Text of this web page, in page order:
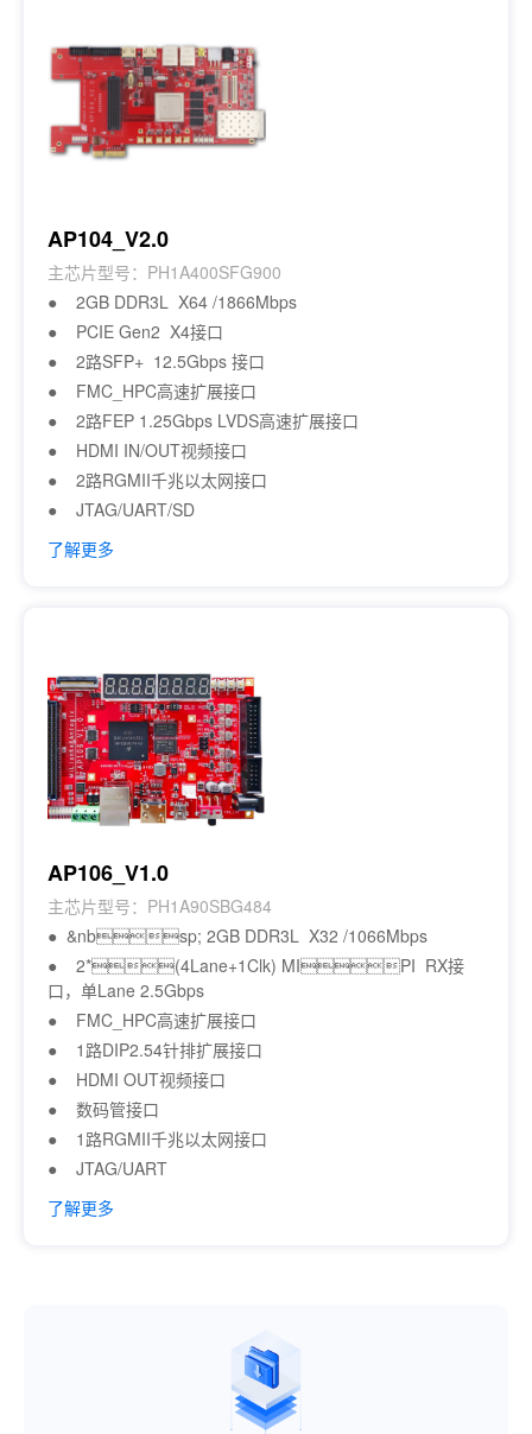
AP104_V2.0
主芯片型号：PH1A400SFG900
● 2GB DDR3L X64 /1866Mbps
● PCIE Gen2 X4接口
● 2路SFP+ 12.5Gbps 接口
● FMC_HPC高速扩展接口
● 2路FEP 1.25Gbps LVDS高速扩展接口
● HDMI IN/OUT视频接口
● 2路RGMII千兆以太网接口
● JTAG/UART/SD
了解更多
AP106_V1.0
主芯片型号：PH1A90SBG484
● &nbsp; 2GB DDR3L X32 /1066Mbps
● 2*(4Lane+1Clk) MIPI RX接
口，单Lane 2.5Gbps
● FMC_HPC高速扩展接口
● 1路DIP2.54针排扩展接口
● HDMI OUT视频接口
● 数码管接口
● 1路RGMII千兆以太网接口
● JTAG/UART
了解更多